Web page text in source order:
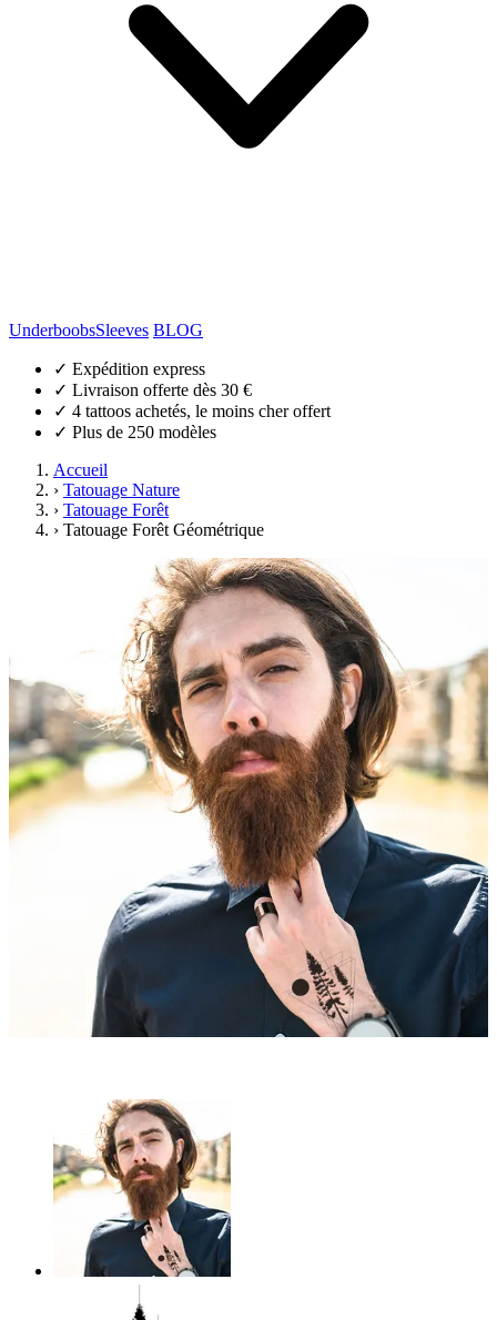
UnderboobsSleeves BLOG
✓ Expédition express
✓ Livraison offerte dès 30 €
✓ 4 tattoos achetés, le moins cher offert
✓ Plus de 250 modèles
Accueil
› Tatouage Nature
› Tatouage Forêt
› Tatouage Forêt Géométrique